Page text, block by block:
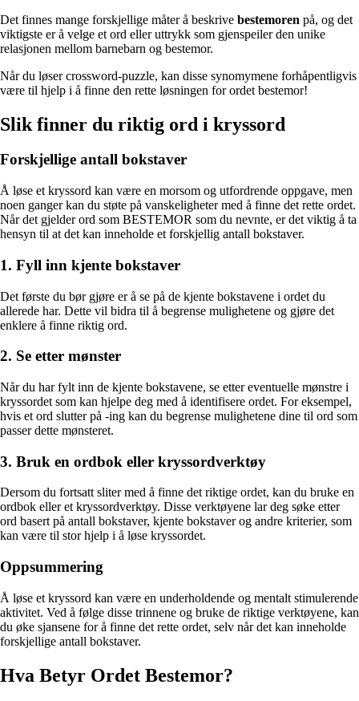
Det finnes mange forskjellige måter å beskrive bestemoren på, og det
viktigste er å velge et ord eller uttrykk som gjenspeiler den unike
relasjonen mellom barnebarn og bestemor.
Når du løser crossword-puzzle, kan disse synomymene forhåpentligvis
være til hjelp i å finne den rette løsningen for ordet bestemor!
Slik finner du riktig ord i kryssord
Forskjellige antall bokstaver
Å løse et kryssord kan være en morsom og utfordrende oppgave, men
noen ganger kan du støte på vanskeligheter med å finne det rette ordet.
Når det gjelder ord som BESTEMOR som du nevnte, er det viktig å ta
hensyn til at det kan inneholde et forskjellig antall bokstaver.
1. Fyll inn kjente bokstaver
Det første du bør gjøre er å se på de kjente bokstavene i ordet du
allerede har. Dette vil bidra til å begrense mulighetene og gjøre det
enklere å finne riktig ord.
2. Se etter mønster
Når du har fylt inn de kjente bokstavene, se etter eventuelle mønstre i
kryssordet som kan hjelpe deg med å identifisere ordet. For eksempel,
hvis et ord slutter på -ing kan du begrense mulighetene dine til ord som
passer dette mønsteret.
3. Bruk en ordbok eller kryssordverktøy
Dersom du fortsatt sliter med å finne det riktige ordet, kan du bruke en
ordbok eller et kryssordverktøy. Disse verktøyene lar deg søke etter
ord basert på antall bokstaver, kjente bokstaver og andre kriterier, som
kan være til stor hjelp i å løse kryssordet.
Oppsummering
Å løse et kryssord kan være en underholdende og mentalt stimulerende
aktivitet. Ved å følge disse trinnene og bruke de riktige verktøyene, kan
du øke sjansene for å finne det rette ordet, selv når det kan inneholde
forskjellige antall bokstaver.
Hva Betyr Ordet Bestemor?